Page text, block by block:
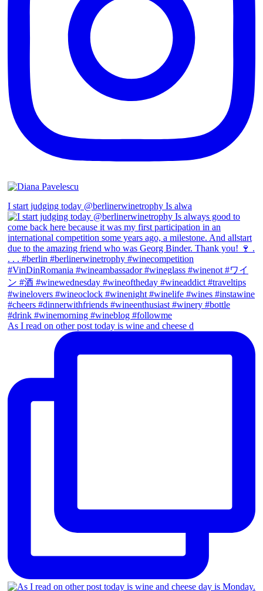
I start judging today @berlinerwinetrophy Is alwa
As I read on other post today is wine and cheese d